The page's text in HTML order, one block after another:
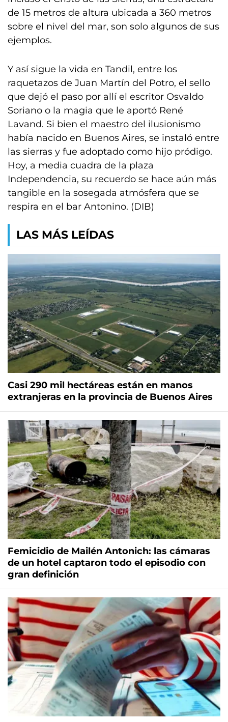
de 15 metros de altura ubicada a 360 metros
sobre el nivel del mar, son solo algunos de sus
ejemplos.
Y así sigue la vida en Tandil, entre los
raquetazos de Juan Martín del Potro, el sello
que dejó el paso por allí el escritor Osvaldo
Soriano o la magia que le aportó René
Lavand. Si bien el maestro del ilusionismo
había nacido en Buenos Aires, se instaló entre
las sierras y fue adoptado como hijo pródigo.
Hoy, a media cuadra de la plaza
Independencia, su recuerdo se hace aún más
tangible en la sosegada atmósfera que se
respira en el bar Antonino. (DIB)
LAS MÁS LEÍDAS
Casi 290 mil hectáreas están en manos
extranjeras en la provincia de Buenos Aires
Femicidio de Mailén Antonich: las cámaras
de un hotel captaron todo el episodio con
gran definición